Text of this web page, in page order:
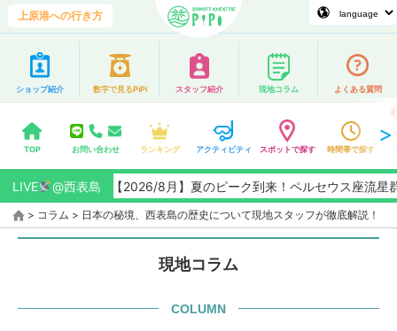
上原港への行き方
ショップ紹介 数字で見るPiPi スタッフ紹介 現地コラム よくある質問
TOP お問い合わせ ランキング アクティビティ スポットで探す 時間帯で探す
LIVE @西表島
【2026/8月】夏のピーク到来！ペルセウス座流星群観測チャン
> コラム > 日本の秘境、西表島の歴史について現地スタッフが徹底解説！
現地コラム
COLUMN